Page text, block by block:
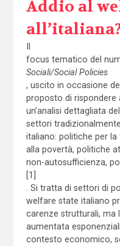
Addio al
focus tematico del
Sociali/Social Policies
, uscito in occasione
proposto di rispondere
un’analisi dettagliata
settori tradizionalmente
italiano: politiche per
alla povertà, politiche
non-autosufficienza,
[1]
. Si tratta di settori di
welfare state italiano
carenze strutturali, ma
aumentata
contesto economico,